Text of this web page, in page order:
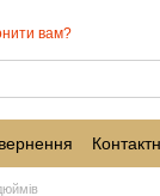
вам?